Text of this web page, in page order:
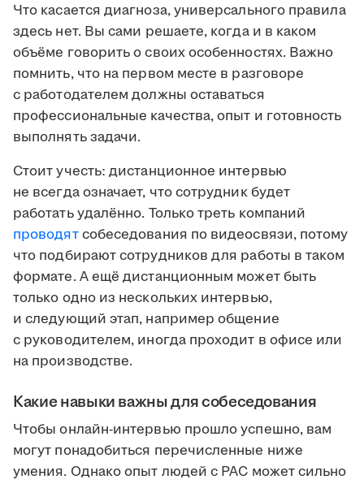
Что касается диагноза, универсального правила
здесь нет. Вы сами решаете, когда и в каком
объёме говорить о своих особенностях. Важно
помнить, что на первом месте в разговоре
с работодателем должны оставаться
профессиональные качества, опыт и готовность
выполнять задачи.
Стоит учесть: дистанционное интервью
не всегда означает, что сотрудник будет
работать удалённо. Только треть компаний
проводятсобеседования по видеосвязи, потому
что подбирают сотрудников для работы в таком
формате. А ещё дистанционным может быть
только одно из нескольких интервью,
и следующий этап, например общение
с руководителем, иногда проходит в офисе или
на производстве.
Какие навыки важны для собеседования
Чтобы онлайн-интервью прошло успешно, вам
могут понадобиться перечисленные ниже
умения. Однако опыт людей с РАС может сильно